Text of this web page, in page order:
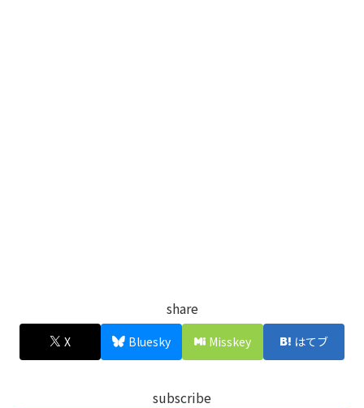
share
X Bluesky Misskey はてブ
subscribe